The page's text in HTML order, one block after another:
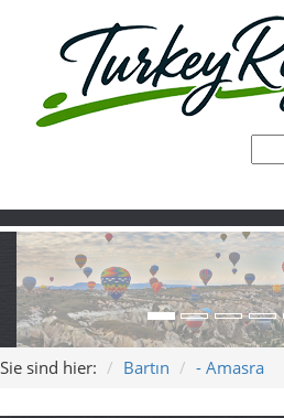
Sie sind hier: Bartın - Amasra